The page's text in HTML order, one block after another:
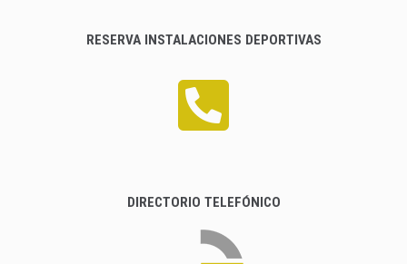
RESERVA INSTALACIONES DEPORTIVAS
DIRECTORIO TELEFÓNICO